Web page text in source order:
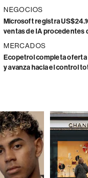
NEGOCIOS
Microsoft registra
ventas de IA procedentes
MERCADOS
Ecopetrol completa oferta
y avanza hacia el control